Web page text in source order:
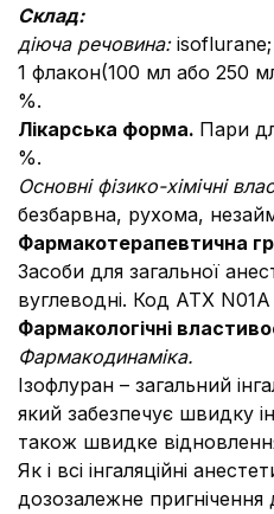
Склад:
діюча речовина: isoflurane;
1 флакон(100 мл або 250
%.
Лікарська форма. Пари
%.
Основні фізико-хімічні
безбарвна, рухома,
Фармакотерапевтична
Засоби для загальної
вуглеводні. Код АТХ N01A
Фармакологічні
Фармакодинаміка.
Ізофлуран – загальний
який забезпечує швидку
також швидке
Як і всі інгаляційні
дозозалежне пригнічення